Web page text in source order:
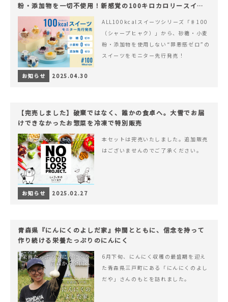
粉・添加物を一切不使用！新感覚の100キロカロリースイー
ツでヘルシーライフを。
ALL100kcalスイーツシリーズ「♯100
（シャープヒャク）」から、砂糖・小麦
粉・添加物を使用しない“罪悪感ゼロ”の
スイーツをモニター先行発売！
お知らせ 2025.04.30
【完売しました】破棄ではなく、誰かの食卓へ。大雪でお届
けできなかったお惣菜を冷凍で特別販売
本セットは完売いたしました。追加販売
はございませんのでご了承ください。
お知らせ 2025.02.27
青森県『にんにくのよしだ家』仲間とともに、信念を持って
作り続ける栄養たっぷりのにんにく
6月下旬、にんにく収穫の最盛期を迎え
た青森県三戸町にある「にんにくのよし
だや」さんのもとを訪れました。